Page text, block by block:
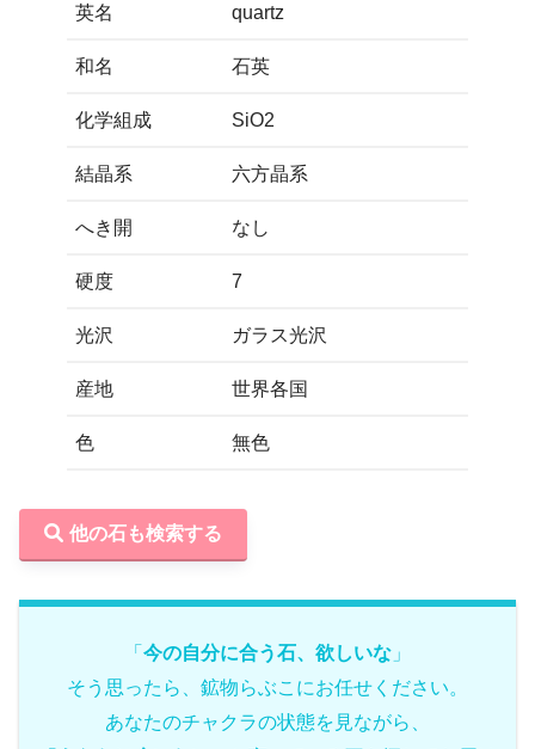
英名 quartz
和名 石英
化学組成 SiO2
結晶系 六方晶系
へき開 なし
硬度 7
光沢 ガラス光沢
産地 世界各国
色 無色
他の石も検索する
「 今の自分に合う石、欲しいな 」
そう思ったら、鉱物らぶこにお任せください。
あなたのチャクラの状態を見ながら、